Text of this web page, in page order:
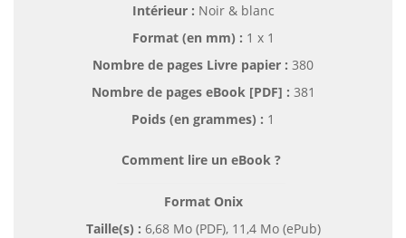
Intérieur : Noir & blanc
Format (en mm) : 1 x 1
Nombre de pages Livre papier : 380
Nombre de pages eBook [PDF] : 381
Poids (en grammes) : 1
Comment lire un eBook ?
Format Onix
Taille(s) : 6,68 Mo (PDF), 11,4 Mo (ePub)